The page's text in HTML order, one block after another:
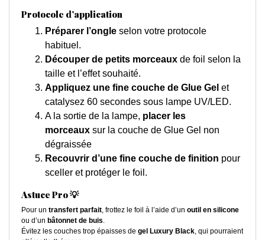
Protocole d’application
Préparer l’ongle selon votre protocole
habituel.
Découper de petits morceaux de foil selon la
taille et l’effet souhaité.
Appliquez une fine couche de Glue Gel et
catalysez 60 secondes sous lampe UV/LED.
A la sortie de la lampe, placer les
morceaux sur la couche de Glue Gel non
dégraissée
Recouvrir d’une fine couche de finition pour
sceller et protéger le foil.
Astuce Pro 💡
Pour un transfert parfait, frottez le foil à l’aide d’un outil en silicone
ou d’un bâtonnet de buis.
Évitez les couches trop épaisses de gel Luxury Black, qui pourraient